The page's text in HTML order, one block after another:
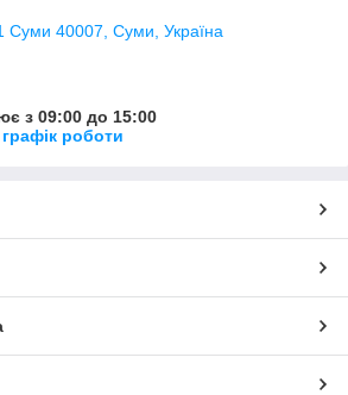
Суми 40007, Суми, Україна
з 09:00 до 15:00
роботи